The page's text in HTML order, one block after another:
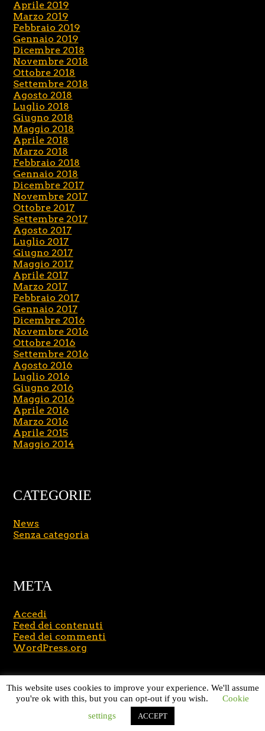
Aprile 2019
Marzo 2019
Febbraio 2019
Gennaio 2019
Dicembre 2018
Novembre 2018
Ottobre 2018
Settembre 2018
Agosto 2018
Luglio 2018
Giugno 2018
Maggio 2018
Aprile 2018
Marzo 2018
Febbraio 2018
Gennaio 2018
Dicembre 2017
Novembre 2017
Ottobre 2017
Settembre 2017
Agosto 2017
Luglio 2017
Giugno 2017
Maggio 2017
Aprile 2017
Marzo 2017
Febbraio 2017
Gennaio 2017
Dicembre 2016
Novembre 2016
Ottobre 2016
Settembre 2016
Agosto 2016
Luglio 2016
Giugno 2016
Maggio 2016
Aprile 2016
Marzo 2016
Aprile 2015
Maggio 2014
CATEGORIE
News
Senza categoria
META
Accedi
Feed dei contenuti
Feed dei commenti
WordPress.org
Copyright © 2026 Massimo Brusasco
. All Rights
Reserved.Journal Lite by Slocum Studio
This website uses cookies to improve your experience. We'll assume
you're ok with this, but you can opt-out if you wish.
Cookie
settings
ACCEPT